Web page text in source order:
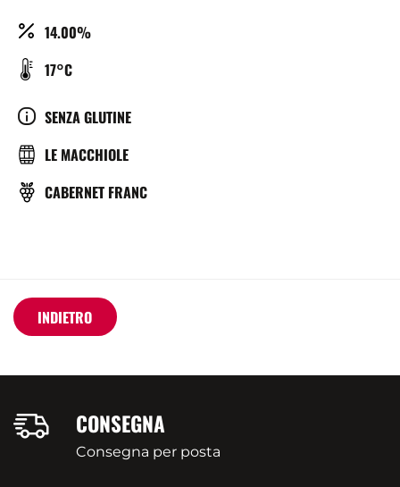
ALCOOL
14.00%
TEMPÉRATURE
SERVICE
(°C)
17°C
CULTURE
SENZA GLUTINE
BRASSERIE
LE MACCHIOLE
VITIGNO
CABERNET FRANC
INDIETRO
CONSEGNA
Consegna per posta